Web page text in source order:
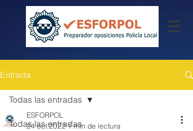
Entrada
Todas las entradas
Todas las entradas
ESFORPOL
24 oct 2022 1 min de lectura